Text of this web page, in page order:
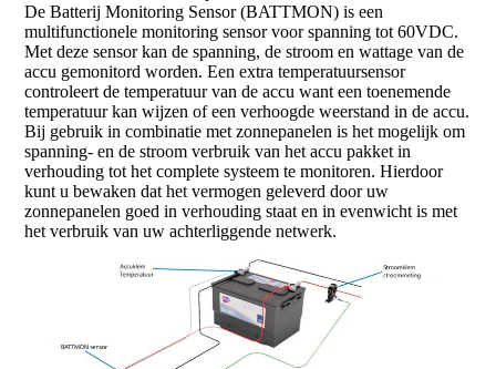
De Batterij Monitoring Sensor (BATTMON) is een
multifunctionele monitoring sensor voor spanning tot 60VDC.
Met deze sensor kan de spanning, de stroom en wattage van de
accu gemonitord worden. Een extra temperatuursensor
controleert de temperatuur van de accu want een toenemende
temperatuur kan wijzen of een verhoogde weerstand in de accu.
Bij gebruik in combinatie met zonnepanelen is het mogelijk om
spanning- en de stroom verbruik van het accu pakket in
verhouding tot het complete systeem te monitoren. Hierdoor
kunt u bewaken dat het vermogen geleverd door uw
zonnepanelen goed in verhouding staat en in evenwicht is met
het verbruik van uw achterliggende netwerk.